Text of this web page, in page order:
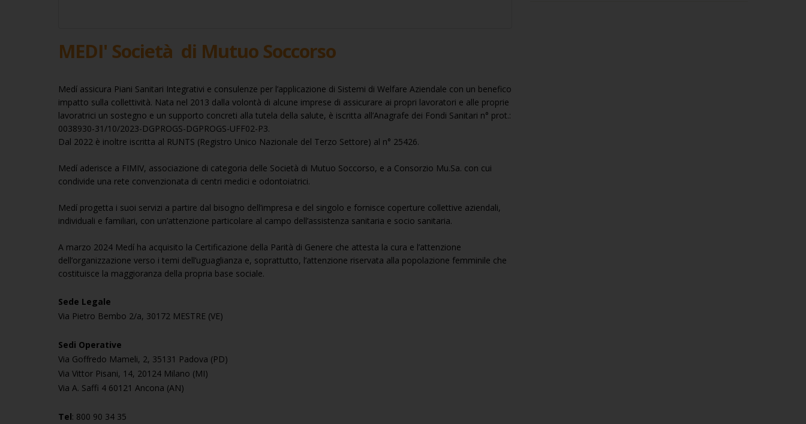
MEDI' Società di Mutuo Soccorso
Medí assicura Piani Sanitari Integrativi e consulenze per l’applicazione di Sistemi di Welfare Aziendale con un benefico
impatto sulla collettività. Nata nel 2013 dalla volontà di alcune imprese di assicurare ai propri lavoratori e alle proprie
lavoratrici un sostegno e un supporto concreti alla tutela della salute, è iscritta all’Anagrafe dei Fondi Sanitari n° prot.:
0038930-31/10/2023-DGPROGS-DGPROGS-UFF02-P3.
Dal 2022 è inoltre iscritta al RUNTS (Registro Unico Nazionale del Terzo Settore) al n° 25426.
Medí aderisce a FIMIV, associazione di categoria delle Società di Mutuo Soccorso, e a Consorzio Mu.Sa. con cui
condivide una rete convenzionata di centri medici e odontoiatrici.
Medí progetta i suoi servizi a partire dal bisogno dell’impresa e del singolo e fornisce coperture collettive aziendali,
individuali e familiari, con un’attenzione particolare al campo dell’assistenza sanitaria e socio sanitaria.
A marzo 2024 Medí ha acquisito la Certificazione della Parità di Genere che attesta la cura e l’attenzione
dell’organizzazione verso i temi dell’uguaglianza e, soprattutto, l’attenzione riservata alla popolazione femminile che
costituisce la maggioranza della propria base sociale.
Sede Legale
Via Pietro Bembo 2/a, 30172 MESTRE (VE)
Sedi Operative
Via Goffredo Mameli, 2, 35131 Padova (PD)
Via Vittor Pisani, 14, 20124 Milano (MI)
Via A. Saffi 4 60121 Ancona (AN)
Tel: 800 90 34 35